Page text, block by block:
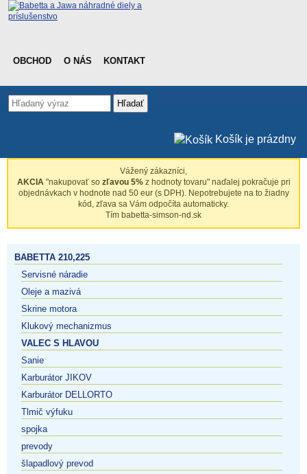
OBCHOD O NÁS KONTAKT
Hľadať
Košík je prázdny
Vážený zákazníci,
AKCIA"nakupovať so zľavou 5%z hodnoty tovaru" naďalej pokračuje pri
objednávkach v hodnote nad 50 eur (s DPH). Nepotrebujete na to žiadny
kód, zľava sa Vám odpočíta automaticky.
Tím babetta-simson-nd.sk
BABETTA 210,225
Servisné náradie
Oleje a mazivá
Skrine motora
Klukový mechanizmus
VALEC S HLAVOU
Sanie
Karburátor JIKOV
Karburátor DELLORTO
Tlmič výfuku
spojka
prevody
šlapadlový prevod